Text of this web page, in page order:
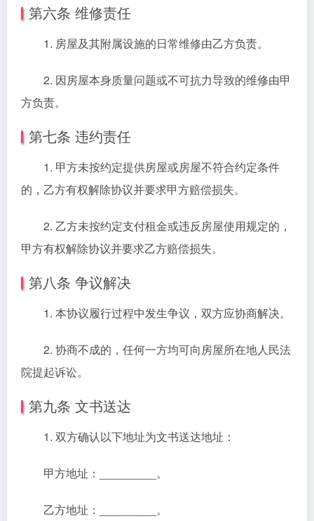
第六条 维修责任
1. 房屋及其附属设施的日常维修由乙方负责。
2. 因房屋本身质量问题或不可抗力导致的维修由甲
方负责。
第七条 违约责任
1. 甲方未按约定提供房屋或房屋不符合约定条件
的，乙方有权解除协议并要求甲方赔偿损失。
2. 乙方未按约定支付租金或违反房屋使用规定的，
甲方有权解除协议并要求乙方赔偿损失。
第八条 争议解决
1. 本协议履行过程中发生争议，双方应协商解决。
2. 协商不成的，任何一方均可向房屋所在地人民法
院提起诉讼。
第九条 文书送达
1. 双方确认以下地址为文书送达地址：
甲方地址：_________。
乙方地址：_________。